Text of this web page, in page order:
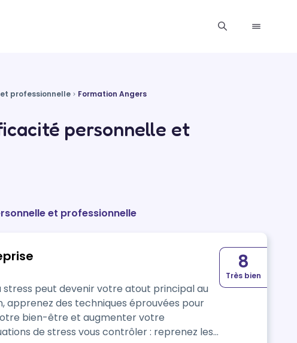
professionnelle Formation Angers
personnelle et
et professionnelle
peut devenir votre atout principal au
apprenez des techniques éprouvées pour
bien-être et augmenter votre
8
Très bien